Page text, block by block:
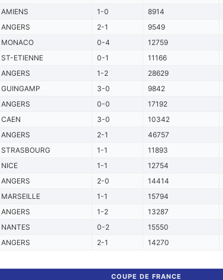
AMIENS 1-0
8914
ANGERS 2-1
9549
MONACO 0-4
12759
ST-ETIENNE 0-1
11166
ANGERS 1-2 28629
GUINGAMP 3-0
9842
ANGERS 0-0 17192
CAEN 3-0
10342
ANGERS 2-1
46757
STRASBOURG 1-1
11893
NICE 1-1
12754
ANGERS 2-0
14414
MARSEILLE 1-1
15794
ANGERS 1-2
13287
NANTES 0-2
15550
ANGERS 2-1 14270
COUPE DE FRANCE